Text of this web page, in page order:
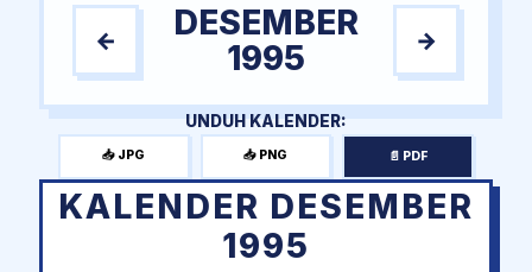
←
DESEMBER
1995
→
UNDUH KALENDER:
📥 JPG 📥 PNG 📄 PDF
KALENDER DESEMBER
1995